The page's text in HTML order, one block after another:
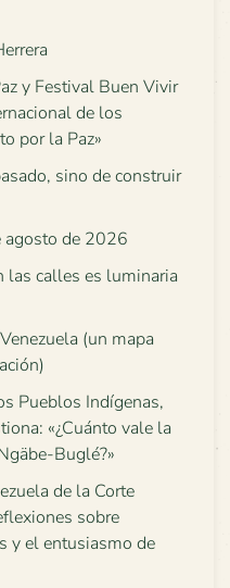
y Festival Buen Vivir
de los
por la Paz»
sino de construir
agosto de 2026
las calles es luminaria
(un mapa
Pueblos Indígenas,
«¿Cuánto vale la
Buglé?»
de la Corte
sobre
y el entusiasmo de